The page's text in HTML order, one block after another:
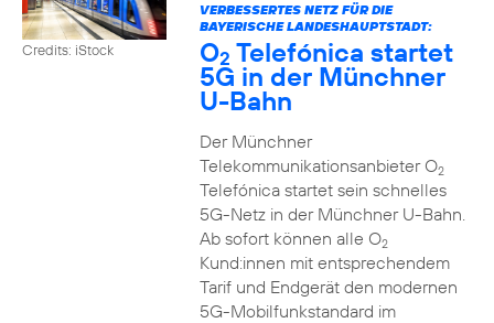
Credits: iStock
VERBESSERTES NETZ FÜR DIE
BAYERISCHE LANDESHAUPTSTADT:
O2 Telefónica startet
5G in der Münchner
U-Bahn
Der Münchner
Telekommunikationsanbieter O2
Telefónica startet sein schnelles
5G-Netz in der Münchner U-Bahn.
Ab sofort können alle O2
Kund:innen mit entsprechendem
Tarif und Endgerät den modernen
5G-Mobilfunkstandard im